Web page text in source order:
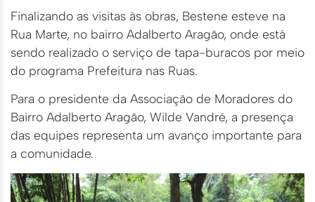
Finalizando as visitas às obras, Bestene esteve na
Rua Marte, no bairro Adalberto Aragão, onde está
sendo realizado o serviço de tapa-buracos por meio
do programa Prefeitura nas Ruas.
Para o presidente da Associação de Moradores do
Bairro Adalberto Aragão, Wilde Vandré, a presença
das equipes representa um avanço importante para
a comunidade.